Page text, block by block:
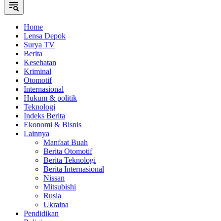
Home
Lensa Depok
Surya TV
Berita
Kesehatan
Kriminal
Otomotif
Internasional
Hukum & politik
Teknologi
Indeks Berita
Ekonomi & Bisnis
Lainnya
Manfaat Buah
Berita Otomotif
Berita Teknologi
Berita Internasional
Nissan
Mitsubishi
Rusia
Ukraina
Pendidikan